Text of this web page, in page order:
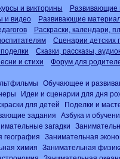
и викторины
Развивающие
и видео
Развивающие
Раскраски, календари,
Сценарии детских
Сказки, рассказы,
и стихи
Форум для
Обучающее и
Идеи и сценарии для дня
для детей
Поделки и
задания
Азбука и
загадки
география
Занимательная
химия
Занимательная